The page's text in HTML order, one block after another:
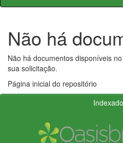
Não há
Não há documentos disponíveis
sua solicitação.
Página inicial do repositório